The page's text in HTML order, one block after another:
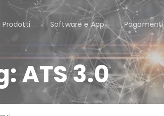
Prodotti Software e App Pagamenti
ATS 3.0